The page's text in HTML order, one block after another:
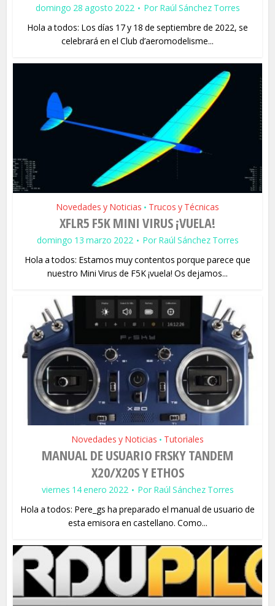
domingo 28 agosto 2022 Por Raúl Sánchez Torres
Hola a todos: Los días 17 y 18 de septiembre de 2022, se
celebrará en el Club d’aeromodelisme...
Novedades y Noticias • Trucos y Técnicas
XFLR5 F5K MINI VIRUS ¡VUELA!
domingo 13 marzo 2022 Por Raúl Sánchez Torres
Hola a todos: Estamos muy contentos porque parece que
nuestro Mini Virus de F5K ¡vuela! Os dejamos...
Novedades y Noticias • Tutoriales
MANUAL DE USUARIO FRSKY TANDEM
X20/X20S Y ETHOS
viernes 14 enero 2022 Por Raúl Sánchez Torres
Hola a todos: Pere_gs ha preparado el manual de usuario de
esta emisora en castellano. Como...